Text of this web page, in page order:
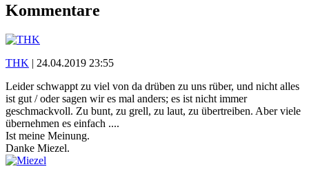
Kommentare
THK | 24.04.2019 23:55
Leider schwappt zu viel von da drüben zu uns rüber, und nicht alles
ist gut / oder sagen wir es mal anders; es ist nicht immer
geschmackvoll. Zu bunt, zu grell, zu laut, zu übertreiben. Aber viele
übernehmen es einfach ....
Ist meine Meinung.
Danke Miezel.